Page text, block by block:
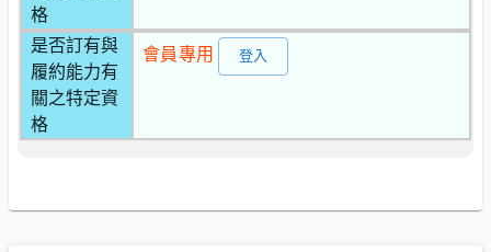
格
是否訂有與
履約能力有
關之特定資
格
會員專用 登入